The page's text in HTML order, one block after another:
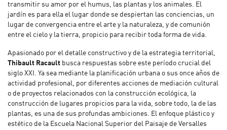
transmitir su amor por el humus, las plantas y los animales. El
jardín es para ella el lugar donde se despiertan las conciencias, un
lugar de convergencia entre el arte y la naturaleza, y de comunión
entre el cielo y la tierra, propicio para recibir toda forma de vida.
Apasionado por el detalle constructivo y de la estrategia territorial,
Thibault Racault busca respuestas sobre este período crucial del
siglo XXI. Ya sea mediante la planificación urbana o sus once años de
actividad profesional, por diferentes acciones de mediación cultural
o de proyectos relacionados con la construcción ecológica, la
construcción de lugares propicios para la vida, sobre todo, la de las
plantas, es una de sus profundas ambiciones. El enfoque plástico y
estético de la Escuela Nacional Superior del Paisaje de Versalles